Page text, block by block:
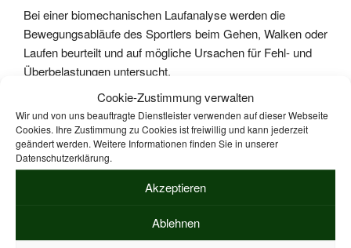
Cookie-Zustimmung verwalten
Wir und von uns beauftragte Dienstleister verwenden auf dieser Webseite
Cookies. Ihre Zustimmung zu Cookies ist freiwillig und kann jederzeit
geändert werden. Weitere Informationen finden Sie in unserer
Datenschutzerklärung.
Akzeptieren
Ablehnen
Bei einer biomechanischen Laufanalyse werden die
Bewegungsabläufe des Sportlers beim Gehen, Walken oder
Laufen beurteilt und auf mögliche Ursachen für Fehl- und
Überbelastungen untersucht.
FAQ Laufen
Antworten auf häufig gestellte Fragen von Laufanfängern
und Laufeinsteigern. Hier finden Sie Antworten auf Fragen,